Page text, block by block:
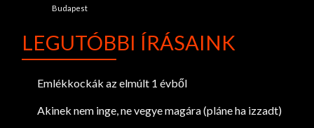
Budapest
LEGUTÓBBI ÍRÁSAINK
Emlékkockák az elmúlt 1 évből
Akinek nem inge, ne vegye magára (pláne ha izzadt)